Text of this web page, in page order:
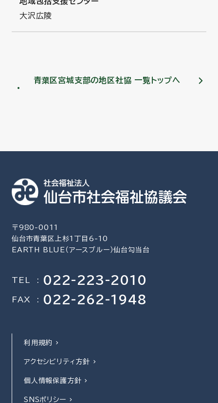
大沢広陵
青葉区宮城支部の地区社協 一覧トップへ
〒980-0011
仙台市青葉区上杉1丁目6-10
EARTH BLUE（アースブルー）仙台勾当台
TEL : 022-223-2010
FAX : 022-262-1948
利用規約
アクセシビリティ方針
個人情報保護方針
SNSポリシー